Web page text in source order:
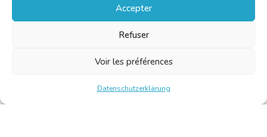
Accepter
Refuser
Voir les préférences
Datenschutzerklärung